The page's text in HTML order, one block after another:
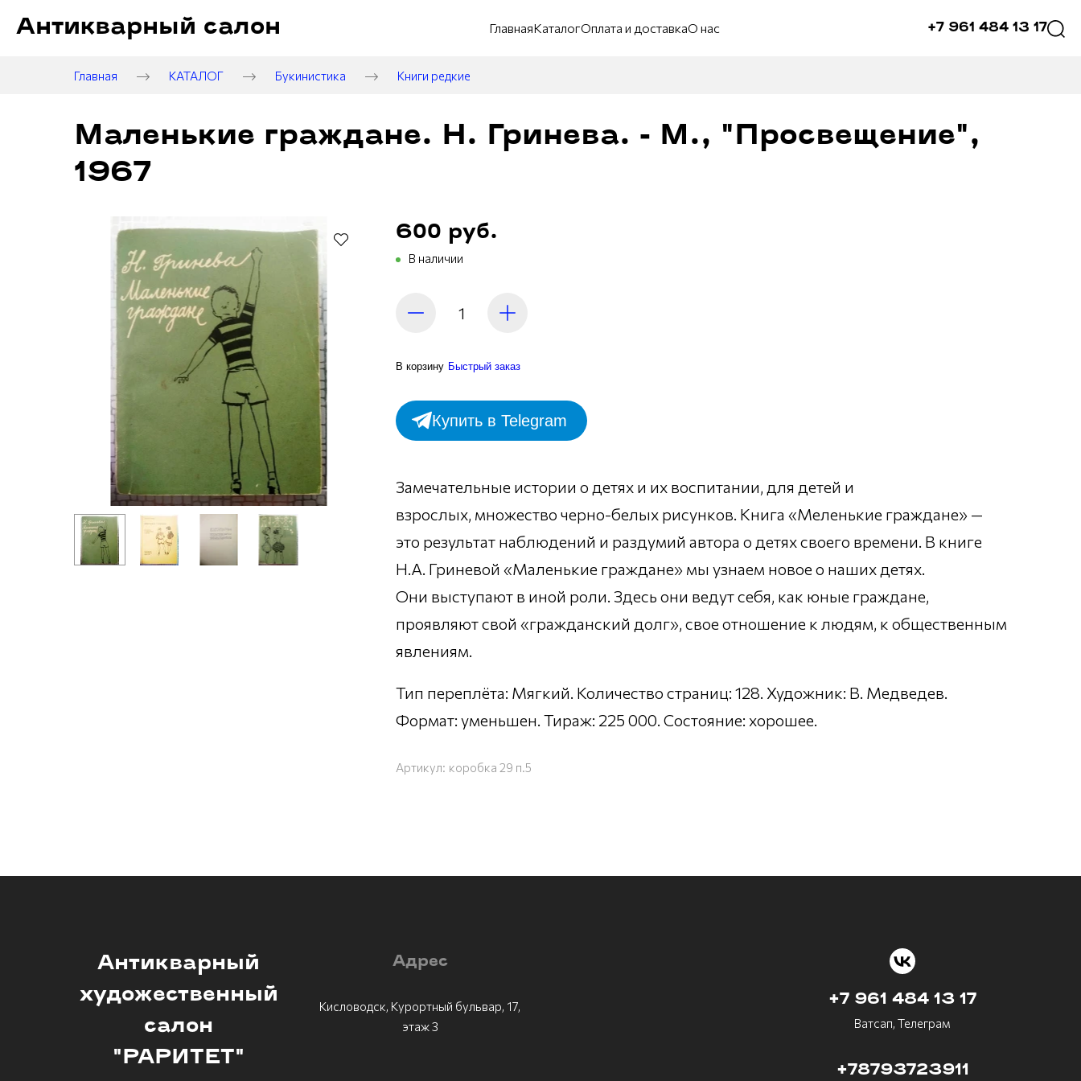
Антикварный салон ГлавнаяКаталогОплата и доставкаО нас +7 961 484 13 17
Главная КАТАЛОГ Букинистика Книги редкие
Маленькие граждане. Н. Гринева. - М., "Просвещение",
1967
600 руб.
В наличии
В корзину Быстрый заказ
Купить в Telegram
Замечательные истории о детях и их воспитании, для детей и
взрослых, множество черно-белых рисунков. Книга «Меленькие граждане» —
это результат наблюдений и раздумий автора о детях своего времени. В книге
Н.А. Гриневой «Маленькие граждане» мы узнаем новое о наших детях.
Они выступают в иной роли. Здесь они ведут себя, как юные граждане,
проявляют свой «гражданский долг», свое отношение к людям, к общественным
явлениям.
Тип переплёта: Мягкий. Количество страниц: 128. Художник: В. Медведев.
Формат: уменьшен. Тираж: 225 000. Состояние: хорошее.
Артикул: коробка 29 п.5
Антикварный
художественный
салон
"РАРИТЕТ"
Адрес
Кисловодск, Курортный бульвар, 17,
этаж 3
+7 961 484 13 17
Ватсап, Телеграм
+78793723911